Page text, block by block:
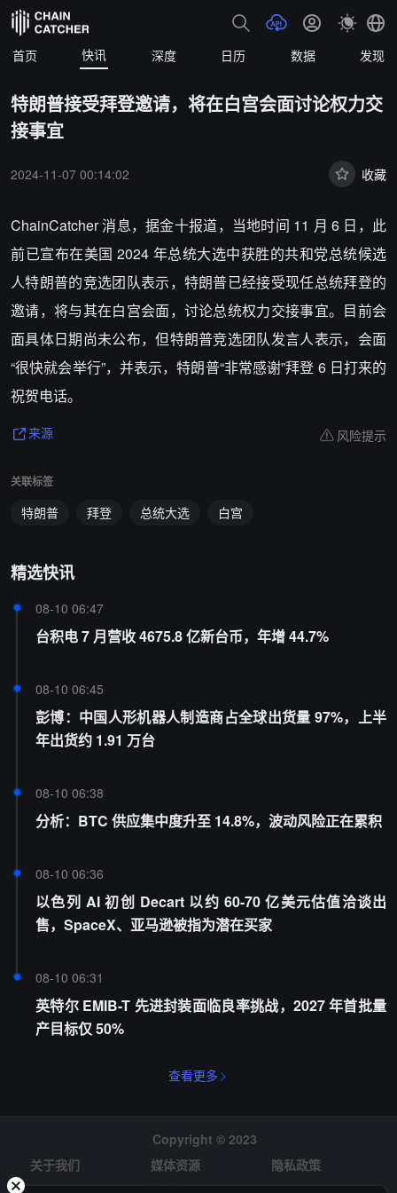
首页 快讯 深度 日历 数据 发现
特朗普接受拜登邀请，将在白宫会面讨论权力交
接事宜
2024-11-07 00:14:02 收藏
ChainCatcher 消息，据金十报道，当地时间 11 月 6 日，此
前已宣布在美国 2024 年总统大选中获胜的共和党总统候选
人特朗普的竞选团队表示，特朗普已经接受现任总统拜登的
邀请，将与其在白宫会面，讨论总统权力交接事宜。目前会
面具体日期尚未公布，但特朗普竞选团队发言人表示，会面
“很快就会举行”，并表示，特朗普“非常感谢”拜登 6 日打来的
祝贺电话。
来源 风险提示
关联标签
特朗普 拜登 总统大选 白宫
精选快讯
08-10 06:47
台积电 7 月营收 4675.8 亿新台币，年增 44.7%
08-10 06:45
彭博：中国人形机器人制造商占全球出货量 97%，上半
年出货约 1.91 万台
08-10 06:38
分析：BTC 供应集中度升至 14.8%，波动风险正在累积
08-10 06:36
以色列 AI 初创 Decart 以约 60-70 亿美元估值洽谈出
售，SpaceX、亚马逊被指为潜在买家
08-10 06:31
英特尔 EMIB-T 先进封装面临良率挑战，2027 年首批量
产目标仅 50%
查看更多
Copyright © 2023
关于我们
媒体资源
隐私政策